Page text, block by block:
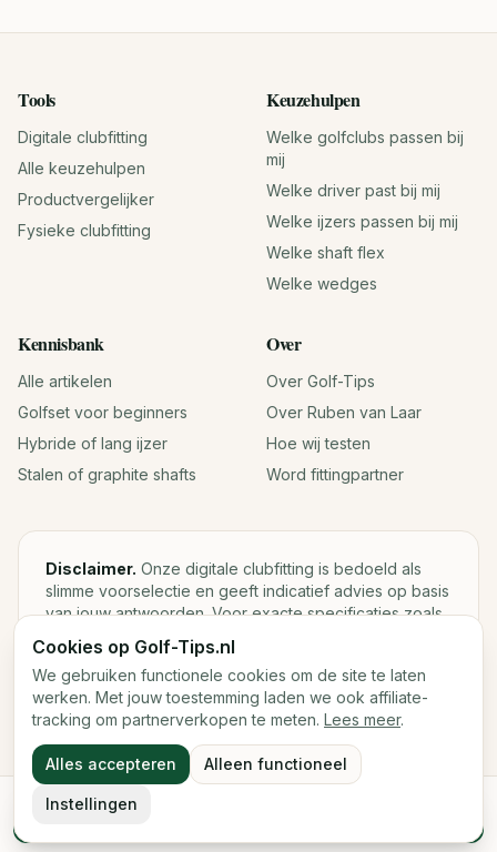
Tools
Digitale clubfitting
Alle keuzehulpen
Productvergelijker
Fysieke clubfitting
Keuzehulpen
Welke golfclubs passen bij
mij
Welke driver past bij mij
Welke ijzers passen bij mij
Welke shaft flex
Welke wedges
Kennisbank
Alle artikelen
Golfset voor beginners
Hybride of lang ijzer
Stalen of graphite shafts
Over
Over Golf-Tips
Over Ruben van Laar
Hoe wij testen
Word fittingpartner
Disclaimer. Onze digitale clubfitting is bedoeld als
slimme voorselectie en geeft indicatief advies op basis
van jouw antwoorden. Voor exacte specificaties zoals
loft, lie, shaftgewicht en swingweight blijft een fysieke
fitting met launch monitor de beste keuze.
2026Golf-Tips.nl — Het slimste golfadviesplatform van
Nederland.
Cookies op Golf-Tips.nl
We gebruiken functionele cookies om de site te laten
werken. Met jouw toestemming laden we ook affiliate-
tracking om partnerverkopen te meten. Lees meer.
Alles accepteren Alleen functioneel
Instellingen